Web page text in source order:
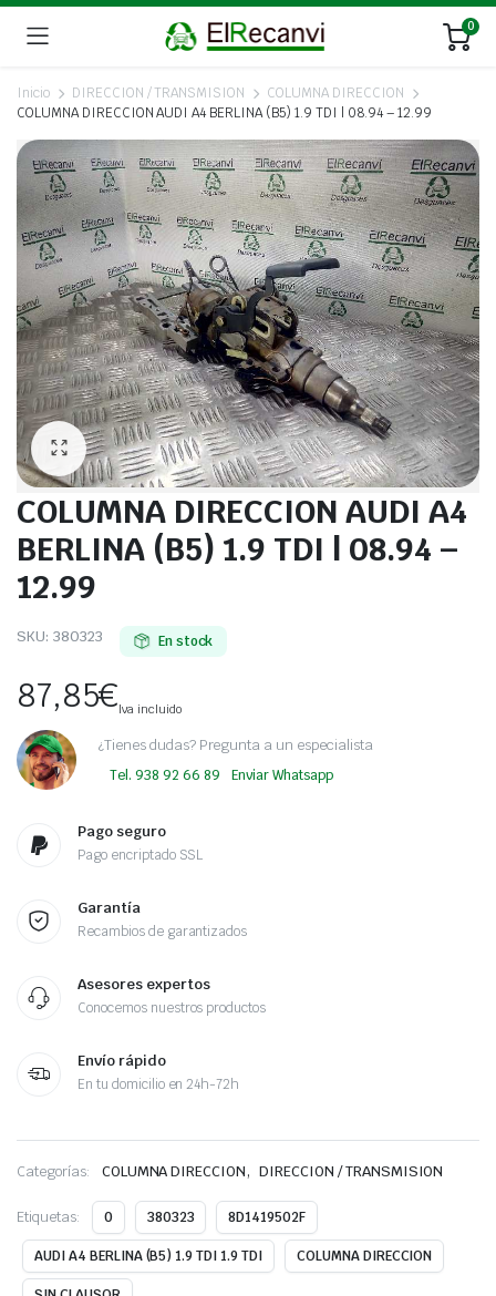
0
Inicio DIRECCION / TRANSMISION
COLUMNA DIRECCION
COLUMNA DIRECCION AUDI A4 BERLINA (B5) 1.9 TDI | 08.94 – 12.99
COLUMNA DIRECCION AUDI A4
BERLINA (B5) 1.9 TDI | 08.94 –
12.99
SKU: 380323 En stock
87,85€Iva incluido
¿Tienes dudas? Pregunta a un especialista
Tel. 938 92 66 89 Enviar Whatsapp
Pago seguro
Pago encriptado SSL
Garantía
Recambios de garantizados
Asesores expertos
Conocemos nuestros productos
Envío rápido
En tu domicilio en 24h-72h
Categorías: COLUMNA DIRECCION, DIRECCION / TRANSMISION
Etiquetas: 0 380323 8D1419502F
AUDI A4 BERLINA (B5) 1.9 TDI 1.9 TDI COLUMNA DIRECCION